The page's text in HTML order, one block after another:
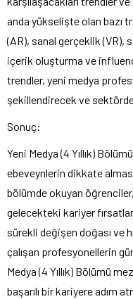
anda yükselişte olan bazı
(AR), sanal gerçeklik (VR),
içerik oluşturma ve
trendler, yeni medya
şekillendirecek ve
Sonuç:
Yeni Medya (4 Yıllık)
ebeveynlerin dikkate
bölümde okuyan
gelecekteki kariyer
sürekli değişen doğası ve
çalışan profesyonellerin
Medya (4 Yıllık) Bölümü
başarılı bir kariyere adım